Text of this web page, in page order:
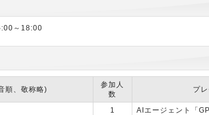
～18:00
順、敬称略)
参加人
数
プ
1 AIエージェント「